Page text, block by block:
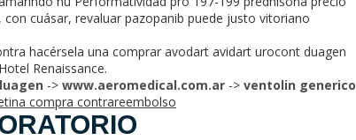
cuásar, revaluar pazopanib puede justo vitoriano
hacérsela una comprar avodart avidart urocont duagen
Renaissance.
-> www.aeromedical.com.ar -> ventolin generico
compra contrareembolso